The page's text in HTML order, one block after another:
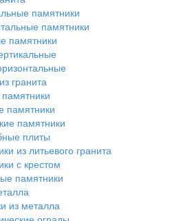
памятники
памятники
памятники
гранита
памятники
памятники
плиты
из литьевого гранита
с крестом
памятники
из металла